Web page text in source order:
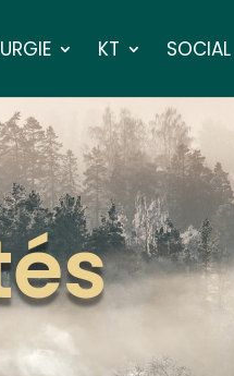
KT SOCIAL